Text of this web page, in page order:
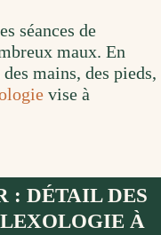
séances de
maux. En
mains, des pieds,
vise à
: DÉTAIL DES
À